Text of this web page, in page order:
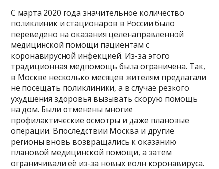
С марта 2020 года значительное количество
поликлиник и стационаров в России было
переведено на оказания целенаправленной
медицинской помощи пациентам с
коронавирусной инфекцией. Из-за этого
традиционная медпомощь была ограничена. Так,
в Москве несколько месяцев жителям предлагали
не посещать поликлиники, а в случае резкого
ухудшения здоровья вызывать скорую помощь
на дом. Были отменены многие
профилактические осмотры и даже плановые
операции. Впоследствии Москва и другие
регионы вновь возвращались к оказанию
плановой медицинской помощи, а затем
ограничивали её из-за новых волн коронавируса.